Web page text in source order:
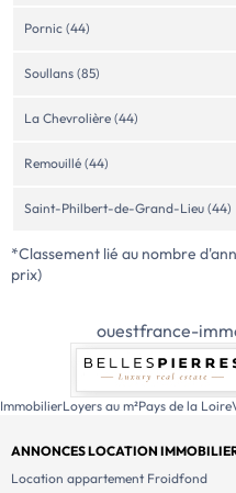
Pornic (44)
Soullans (85)
La Chevrolière (44)
Remouillé (44)
Saint-Philbert-de-Grand-Lieu (44)
*Classement lié au nombre
prix)
ouestfrance-
ImmobilierLoyers au m²Pays de la Loire
ANNONCES LOCATION
Location appartement Froidfond